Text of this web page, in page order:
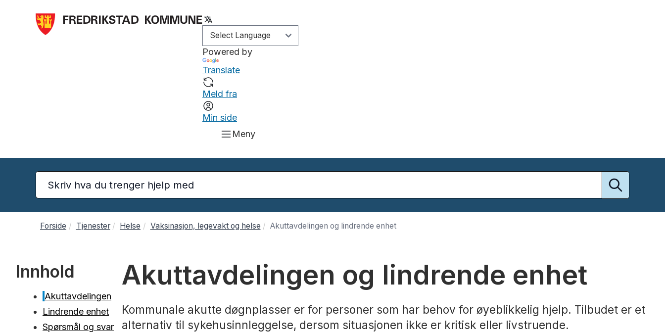
Powered by
Translate
Meld fra
Min side
Meny
Forside Tjenester Helse Vaksinasjon, legevakt og helse Akuttavdelingen og lindrende enhet
Innhold
Akuttavdelingen
Lindrende enhet
Spørsmål og svar
Akuttavdelingen og lindrende enhet
Kommunale akutte døgnplasser er for personer som har behov for øyeblikkelig hjelp. Tilbudet er et
alternativ til sykehusinnleggelse, dersom situasjonen ikke er kritisk eller livstruende.